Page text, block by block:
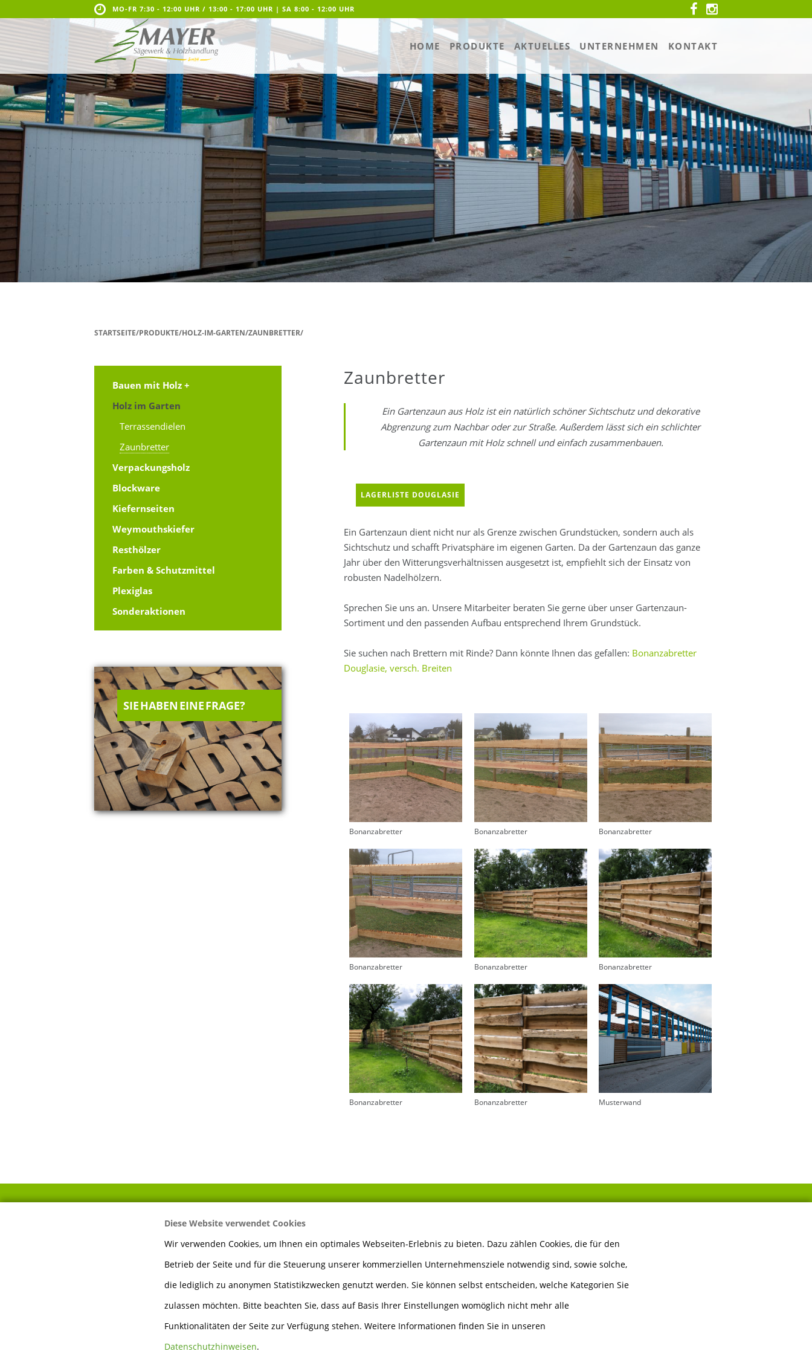
Diese Website verwendet Cookies
Wir verwenden Cookies, um Ihnen ein optimales Webseiten-Erlebnis zu bieten. Dazu zählen Cookies, die für den
Betrieb der Seite und für die Steuerung unserer kommerziellen Unternehmensziele notwendig sind, sowie solche,
die lediglich zu anonymen Statistikzwecken genutzt werden. Sie können selbst entscheiden, welche Kategorien Sie
zulassen möchten. Bitte beachten Sie, dass auf Basis Ihrer Einstellungen womöglich nicht mehr alle
Funktionalitäten der Seite zur Verfügung stehen. Weitere Informationen finden Sie in unseren
Datenschutzhinweisen.
MO-FR 7:30 - 12:00 UHR / 13:00 - 17:00 UHR | SA 8:00 - 12:00 UHR
HOME PRODUKTE AKTUELLES UNTERNEHMEN KONTAKT
STARTSEITE/PRODUKTE/HOLZ-IM-GARTEN/ZAUNBRETTER/
Zaunbretter
Ein Gartenzaun aus Holz ist ein natürlich schöner Sichtschutz und dekorative
Abgrenzung zum Nachbar oder zur Straße. Außerdem lässt sich ein schlichter
Gartenzaun mit Holz schnell und einfach zusammenbauen.
LAGERLISTE DOUGLASIE
Ein Gartenzaun dient nicht nur als Grenze zwischen Grundstücken, sondern auch als
Sichtschutz und schafft Privatsphäre im eigenen Garten. Da der Gartenzaun das ganze
Jahr über den Witterungsverhältnissen ausgesetzt ist, empfiehlt sich der Einsatz von
robusten Nadelhölzern.
Sprechen Sie uns an. Unsere Mitarbeiter beraten Sie gerne über unser Gartenzaun-
Sortiment und den passenden Aufbau entsprechend Ihrem Grundstück.
Sie suchen nach Brettern mit Rinde? Dann könnte Ihnen das gefallen: Bonanzabretter
Douglasie, versch. Breiten
Bonanzabretter Bonanzabretter Bonanzabretter
Bonanzabretter Bonanzabretter Bonanzabretter
Bonanzabretter Bonanzabretter Musterwand
Bauen mit Holz +
Holz im Garten
Terrassendielen
Zaunbretter
Verpackungsholz
Blockware
Kiefernseiten
Weymouthskiefer
Resthölzer
Farben & Schutzmittel
Plexiglas
Sonderaktionen
SIE HABEN EINE FRAGE?
Mayer Sägewerk &
Holzhandlung GmbH
74924 Neckarbischofsheim
0 72 63 - 91 89 60
Montag bis Freitag
7.30 - 12.00 Uhr
Samstag